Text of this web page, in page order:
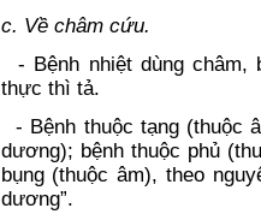
c. Về châm cứu.
- Bệnh nhiệt dùng châm,
thực thì tả.
- Bệnh thuộc tạng (thuộc
dương); bệnh thuộc phủ
bụng (thuộc âm), theo
dương”.